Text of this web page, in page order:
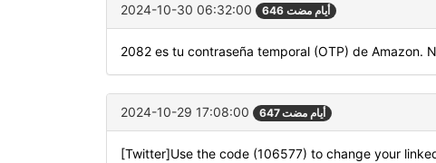
2024-10-30 06:32:00 646 أيام مضت
2082 es tu contraseña temporal (OTP) de Amazon.
2024-10-29 17:08:00 647 أيام مضت
[Twitter]Use the code (106577) to change your